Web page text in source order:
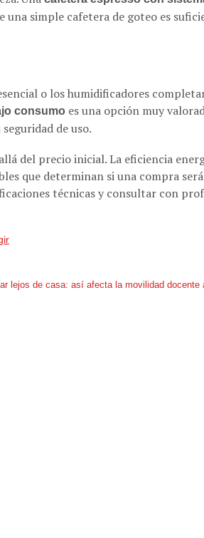
simple cafetera de goteo es
o los humidificadores
consumo es una opción muy
de uso.
del precio inicial. La eficiencia
que determinan si una compra
técnicas y consultar con
lejos de casa: así afecta la movilidad docente